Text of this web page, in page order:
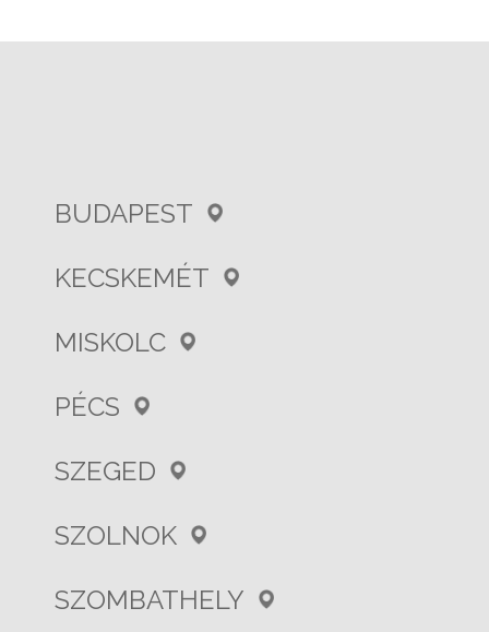
BUDAPEST
KECSKEMÉT
MISKOLC
PÉCS
SZEGED
SZOLNOK
SZOMBATHELY